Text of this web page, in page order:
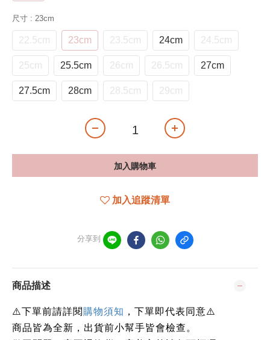
尺寸 : 23cm
22.5cm 23cm 23.5cm 24cm 24.5cm
25cm 25.5cm 26cm 26.5cm 27cm
27.5cm 28cm 28.5cm 29cm
加入購物車
加入追蹤清單
分享到
商品描述
⚠️下單前請詳閱購物須知 ，下單即代表同意⚠️
商品皆為全新，出貨前小幫手皆會檢查。